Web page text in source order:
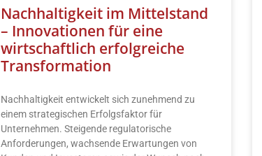
Nachhaltigkeit im Mittelstand
– Innovationen für eine
wirtschaftlich erfolgreiche
Transformation
Nachhaltigkeit entwickelt sich zunehmend zu
einem strategischen Erfolgsfaktor für
Unternehmen. Steigende regulatorische
Anforderungen, wachsende Erwartungen von